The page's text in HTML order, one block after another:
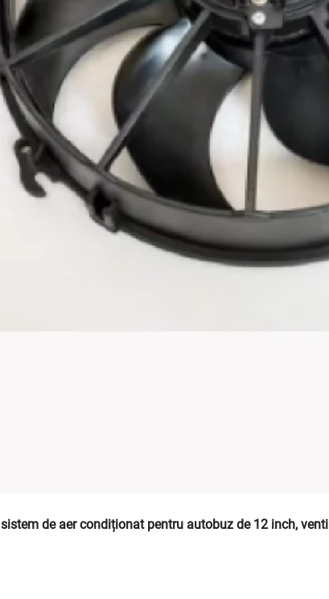
sistem de aer condiționat pentru autobuz de 12 inch,